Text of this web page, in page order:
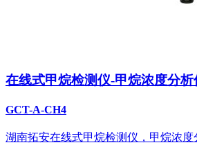
在线式甲烷检测仪-甲烷浓度分
GCT-A-CH4
湖南拓安在线式甲烷检测仪，甲烷浓